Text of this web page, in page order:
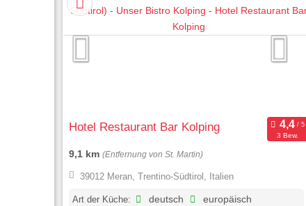
Hotel Restaurant Bar Kolping
3 Bew.
9,1 km (Entfernung von St. Martin)
39012 Meran, Trentino-Südtirol, Italien
Art der Küche: deutsch
europäisch